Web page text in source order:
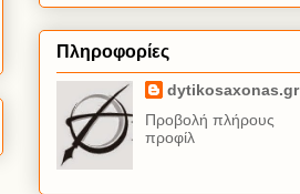
Πληροφορίες
dytikosaxonas.gr
Προβολή πλήρους
προφίλ